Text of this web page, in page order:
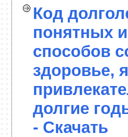
Код
понятных
способов
здоровье,
долгие
- Скачать